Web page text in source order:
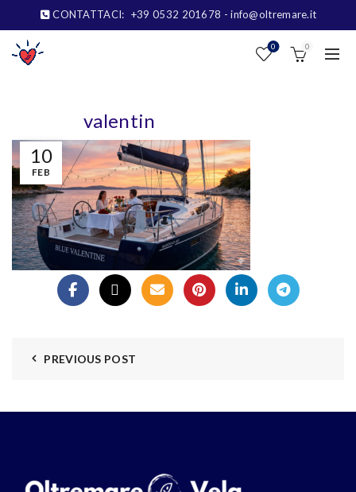
CONTATTACI: +39 0532 201678 - info@oltremare.it
0 0
10
FEB
valentin
PREVIOUS POST